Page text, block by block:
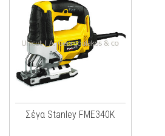
Σέγα Stanley FME340K